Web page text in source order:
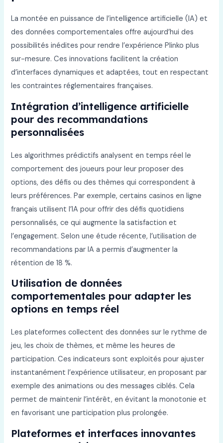
La montée en puissance de l’intelligence artificielle (IA) et
des données comportementales offre aujourd’hui des
possibilités inédites pour rendre l’expérience Plinko plus
sur-mesure. Ces innovations facilitent la création
d’interfaces dynamiques et adaptées, tout en respectant
les contraintes réglementaires françaises.
Intégration d’intelligence artificielle
pour des recommandations
personnalisées
Les algorithmes prédictifs analysent en temps réel le
comportement des joueurs pour leur proposer des
options, des défis ou des thèmes qui correspondent à
leurs préférences. Par exemple, certains casinos en ligne
français utilisent l’IA pour offrir des défis quotidiens
personnalisés, ce qui augmente la satisfaction et
l’engagement. Selon une étude récente, l’utilisation de
recommandations par IA a permis d’augmenter la
rétention de 18 %.
Utilisation de données
comportementales pour adapter les
options en temps réel
Les plateformes collectent des données sur le rythme de
jeu, les choix de thèmes, et même les heures de
participation. Ces indicateurs sont exploités pour ajuster
instantanément l’expérience utilisateur, en proposant par
exemple des animations ou des messages ciblés. Cela
permet de maintenir l’intérêt, en évitant la monotonie et
en favorisant une participation plus prolongée.
Plateformes et interfaces innovantes